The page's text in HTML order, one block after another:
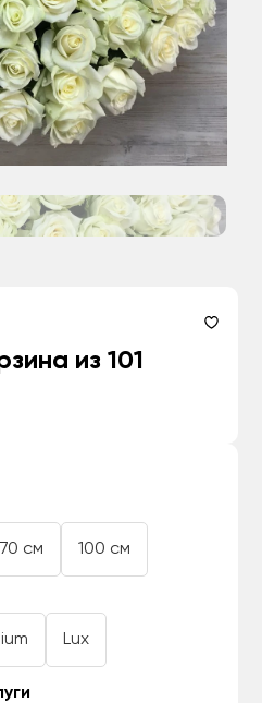
из 101
70 см 100 см
Lux